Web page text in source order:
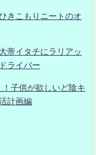
きこもりニートのオ
帝イタチにラリアッ
ライバー
子供が欲しいど陰キ
計画編